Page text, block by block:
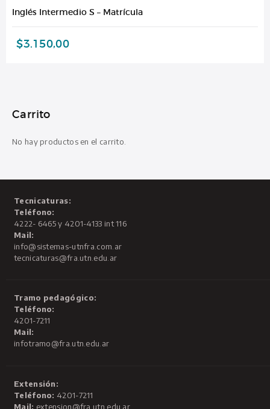
Inglés Intermedio S – Matrícula
$3.150,00
Carrito
No hay productos en el carrito.
Tecnicaturas:
Teléfono:
4222- 6465 y 4201-4133 int 116
Mail:
info@sistemas-utnfra.com.ar
tecnicaturas@fra.utn.edu.ar
Tramo pedagógico:
Teléfono:
4201-7211
Mail:
infotramo@fra.utn.edu.ar
Extensión:
Teléfono: 4201-7211
Mail: extension@fra.utn.edu.ar